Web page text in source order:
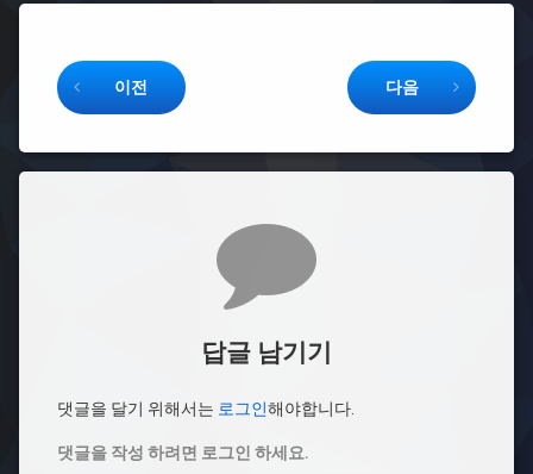
이전 다음
답글 남기기
댓글을 달기 위해서는 로그인해야합니다.
댓글을 작성 하려면 로그인 하세요.